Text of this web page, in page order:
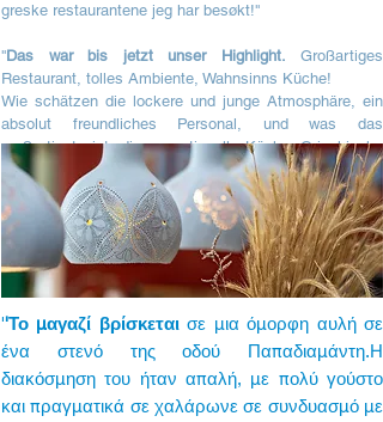
greske restaurantene jeg har besøkt!''
''Das war bis jetzt unser Highlight. Großartiges
Restaurant, tolles Ambiente, Wahnsinns Küche!
Wie schätzen die lockere und junge Atmosphäre, ein
absolut freundliches Personal, und was das
großartigste ist, die sensationelle Küche. Griechische
Hausmannskost mit dem gewissen Extra, dem Pfiff,
dem Hammer''
''Το μαγαζί βρίσκεταισε μια όμορφη αυλή σε
ένα στενό της οδού Παπαδιαμάντη.Η
διακόσμηση του ήταν απαλή, με πολύ γούστο
και πραγματικά σε χαλάρωνε σε συνδυασμό με